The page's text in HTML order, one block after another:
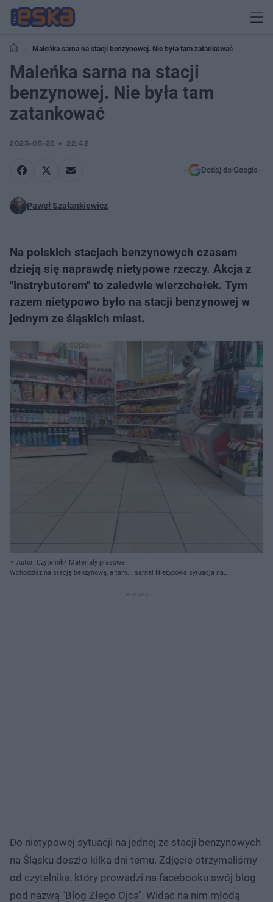
Maleńka sarna na stacji benzynowej. Nie była tam zatankować
Maleńka sarna na stacji
benzynowej. Nie była tam
zatankować
2023-05-26 22:42
Dodaj do Google
Paweł Szałankiewicz
Na polskich stacjach benzynowych czasem
dzieją się naprawdę nietypowe rzeczy. Akcja z
"instrybutorem" to zaledwie wierzchołek. Tym
razem nietypowo było na stacji benzynowej w
jednym ze śląskich miast.
Autor: Czytelnik/ Materiały prasowe
Wchodzisz na stację benzynową, a tam... sarna! Nietypowa sytuacja na
Do nietypowej sytuacji na jednej ze stacji benzynowych
na Śląsku doszło kilka dni temu. Zdjęcie otrzymaliśmy
od czytelnika, który prowadzi na facebooku swój blog
pod nazwą "Blog Złego Ojca". Widać na nim młodą